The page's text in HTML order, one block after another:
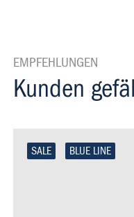
EMPFEHLUNGEN
Kunden
SALE BLUE LINE